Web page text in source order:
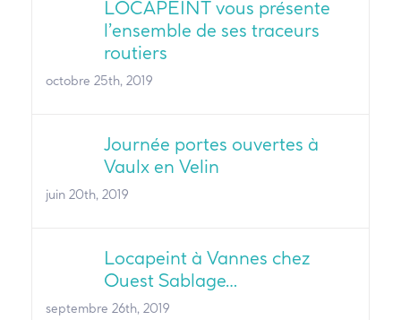
LOCAPEINT vous présente
l’ensemble de ses traceurs
routiers
octobre 25th, 2019
Journée portes ouvertes à
Vaulx en Velin
juin 20th, 2019
Locapeint à Vannes chez
Ouest Sablage…
septembre 26th, 2019